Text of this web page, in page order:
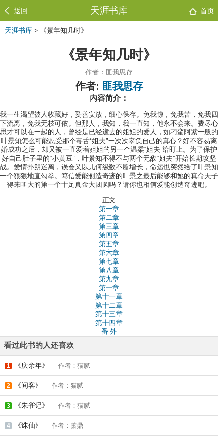
返回 天涯书库 首页
天涯书库 > 《景年知几时》
《景年知几时》
作者：匪我思存
作者: 匪我思存
内容简介：
我一生渴望被人收藏好，妥善安放，细心保存。免我惊，免我苦，免我四
下流离，免我无枝可依。但那人，我知，我一直知，他永不会来。费尽心
思才可以在一起的人，曾经是已经逝去的姐姐的爱人，如刁蛮阿紫一般的
叶景知怎么可能忍受那个毒舌“姐夫”一次次辜负自己的真心？好不容易离
婚成功之后，却又被一直爱着姐姐的另一个温柔“姐夫”给盯上。为了保护
好自己肚子里的“小黄豆”，叶景知不得不与两个无敌“姐夫”开始长期攻坚
战。爱情扑朔迷离，误会又以几何级数不断增长，命运也突然给了叶景知
一个狠狠地直勾拳。笃信爱能创造奇迹的叶景之最后能够和她的真命天子
得来匪大的第一个十足真金大团圆吗？请你也相信爱能创造奇迹吧。
正文
第一章
第二章
第三章
第四章
第五章
第六章
第七章
第八章
第九章
第十章
第十一章
第十二章
第十三章
第十四章
番 外
看过此书的人还喜欢
1 《庆余年》 作者：猫腻
2 《间客》 作者：猫腻
3 《朱雀记》 作者：猫腻
4 《诛仙》 作者：萧鼎